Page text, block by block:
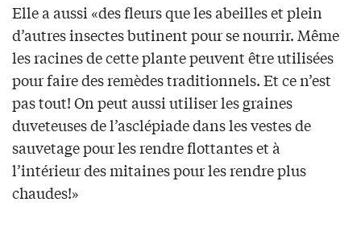
Elle a aussi «des fleurs que les abeilles et plein
d’autres insectes butinent pour se nourrir. Même
les racines de cette plante peuvent être utilisées
pour faire des remèdes traditionnels. Et ce n’est
pas tout! On peut aussi utiliser les graines
duveteuses de l’asclépiade dans les vestes de
sauvetage pour les rendre flottantes et à
l’intérieur des mitaines pour les rendre plus
chaudes!»